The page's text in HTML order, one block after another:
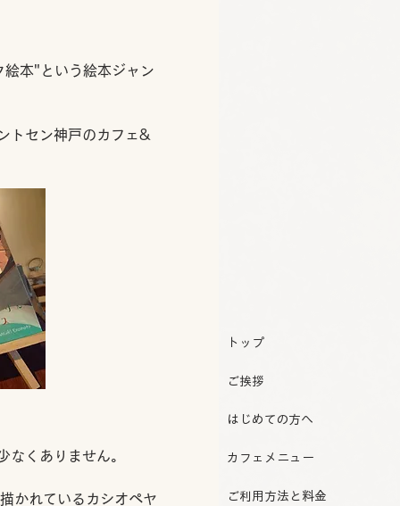
トップ
ご挨拶
はじめての方へ
カフェメニュー
ご利用方法と料金
本"という絵本ジャン
トセン神戸のカフェ&
なくありません。
かれているカシオペヤ